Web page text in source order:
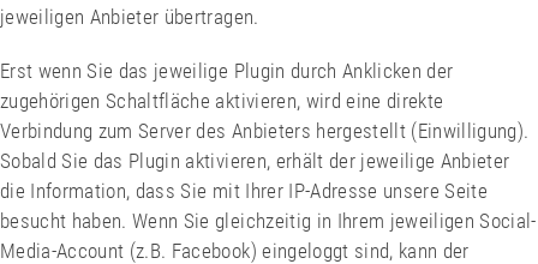
jeweiligen Anbieter übertragen.
Erst wenn Sie das jeweilige Plugin durch Anklicken der
zugehörigen Schaltfläche aktivieren, wird eine direkte
Verbindung zum Server des Anbieters hergestellt (Einwilligung).
Sobald Sie das Plugin aktivieren, erhält der jeweilige Anbieter
die Information, dass Sie mit Ihrer IP-Adresse unsere Seite
besucht haben. Wenn Sie gleichzeitig in Ihrem jeweiligen Social-
Media-Account (z.B. Facebook) eingeloggt sind, kann der